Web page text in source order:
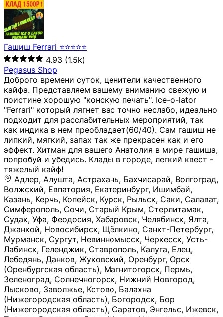
Гашиш Ferrari ⭐⭐⭐⭐⭐
4.93 (1.5k)
Pegasus Shop
Доброго времени суток, ценители качественного
кайфа. Представляем вашему вниманию свежую и
поистине хорошую "конскую печать". Ice-o-lator
"Ferrari" который лягнет вас точно неслабо, идеально
подходит для расслабительных мероприятий, так
как индика в нем преобладает(60/40). Сам гашиш не
липкий, мягкий, запах так же прекрасен как и его
эффект. Хитман для вашего Анатолия в мире гашиша,
попробуй и убедись. Клады в городе, легкий квест -
тяжелый кайф!
Адлер, Алушта, Астрахань, Бахчисарай, Волгоград, Волжский, Евпатория, Екатеринбург, Ишимбай, Казань, Керчь, Копейск, Курск, Рыльск, Саки, Салават, Симферополь, Сочи, Старый Крым, Стерлитамак, Судак, Уфа, Феодосия, Хабаровск, Челябинск, Ялта, Джанкой, Новосибирск, Щёлкино, Санкт-Петербург, Мурманск, Сургут, Невинномысск, Черкесск, Усть-Лабинск, Геленджик, Ставрополь, Калуга, Елец, Лебедянь, Данков, Жуковский, Оренбург, Орск (Оренбургская область), Магнитогорск, Пермь, Зеленоград, Солнечногорск, Нижний Новгород, Лысково, Заволжье, Кстово, Балахна (Нижегородская область), Богородск, Бор (Нижегородская область), Саратов, Энгельс, Ижевск, Тюмень, Ростов-на-Дону, Шахты, Новочеркасск, Батайск, Аксай, Люберцы, Истра, Москва, Армавир, Краснодар, Магадан, Самара, Анапа, Славянск-на-Кубани, Чаплыгин, Липецк, Нижний Тагил, Орехово-Зуево, Усть-Джегута, Лянтор, Нефтеюганск, Пыть-Ях, Урень, Ветлуга, Шахунья, Новороссийск, Крымск, Тимашёвск, Тольятти, Воткинск, Звенигород, Руза, Можайск, Белгород, Воронеж, Соликамск, Нытва, Лысьва (Пермский край), Чусовой, Кунгур, Краснокамск, Миасс, Губаха, Тула, Новомосковск, Донской, Омск, Льгов, Мытищи, Королёв, Ивантеевка, Балашиха, Семилуки, Кудымкар, Старый Оскол, Оса (Пермский край), Одинцово (Московская область), Ханты-Мансийск, Лабинск, Темрюк, Курганинск, Белореченск (Краснодарский край), Алупкa, Губкин, Рязань, Калининград, Усть-Илимск, Фрязино, Минеральные Воды, Пятигорск, Кострома, Ярославль, Коркино, Верхняя Пышма, Подольск, Красноярск, Смоленск, Долгопрудный, Чебоксары, Калачинск, Канск, Киров (Кировская область), Вологда, Рославль, Владивосток, Обнинск, Балабаново (Калужская область), Малоярославец, Брянск, Видное, Ярцево, Вязьма, Гагарин, Приволжск, Фурманов, Чайковский, Кинешма, Горячий Ключ, Улан-Удэ, Туймазы, Дюртюли, Альметьевск, Нефтекамск, Хадыженск, Апшеронск, Майкоп, Уссурийск, Ульяновск, Гатчина, Луга (Ленинградская область), Надым, Ногинск, Электросталь, Железнодорожный (Московская область), Бутурлиновка, Кириллов, Краснознаменск (Калиниградская область), Мышкин, Томмот, Холм, Абакан, Абдулино, Агидель, Агрыз, Адыгейск, Азнакаево, Алатырь, Алдан, Алейск, Александров, Александровск, Алексеевка (Белгородская обл.), Алексин, Амурск, Анадырь, Ангарск, Андреаполь, Анжеро-Судженск, Анива, Апатиты, Арамиль, Ардон, Арзамас, Аркадак, Арсеньев, Артём, Артёмовский, Архангельск, Асбест, Асино, Аткарск, Ахтубинск, Аша, Бабаево (Вологодская область), Бавлы (Республика Татарстан), Байкальск, Бакал, Баксан, Балаклава, Балаково (Саратовская область), Балашов (Саратовская область), Балтийск, Барабинск, Барнаул, Барыш (Ульяновская область), Бежецк, Белая Калитва (Ростовская область), Белебей, Белогорск (Крым), Белозерск, Белокуриха, Беломорск, Белоозёрский (Московская область), Белорецк (Республика Башкортостан), Кызыл, Белоярский (Ханты-Мансийский АО), Бердск, Березники (Пермский край), Берёзовский (Кемеровская область), Берёзовский (Свердловская область), Беслан, Бийск, Бикин, Билибино, Биробиджан, Благовещенск (Амурская область), Благовещенск (Башкортостан), Бобров, Богородицк, Боготол, Богучар, Бокситогорск (Ленинградская область), Бологое (Тверская область), Болхов, Большой Камень (Приморский край), Борисоглебск (Воронежская область), Боровичи (Новгородская область), Боровск, Бородино, Братск, Бронницы (Московская область), Бугульма (Республика Татарстан), Бугуруслан (Оренбургская область), Буинск, Буй, Буйнакск, Валдай, Валуйки, Велиж, Великие Луки, Великий Новгород, Великий Устюг, Вельск, Венёв, Верещагино, Верхнеуральск, Верхний Уфалей, Верхняя Салда, Верхняя Тура, Весьегонск, Вилючинск, Вихоревка, Вичуга, Владикавказ, Волгодонск, Волгореченск, Володарск, Волосово, Волчанск, Вольск, Воркута, Ворсма, Всеволожск (Ленинградская область), Вуктыл, Выкса, Высоковск, Высоцк, Вытегра, Вышний Волочёк, Вяземский, Вязники, Вятские Поляны, Нея, Шилка, Гаврилов Посад, Гаврилов-Ям, Гай, Галич, Гдов, Голицыно, Горно-Алтайск, Горнозаводск, Горняк, Городец, Гороховец, Гремячинск, Грозный, Грязи, Грязовец, Губкинский, Гуково, Гулькевичи, Гурьевск (Калининградская область), Гурьевск (Кемеровская область), Гусев, Гусь-Хрустальный, Давлеканово, Далматово, Дальнегорск, Дегтярск, Дедовск, Демидов, Дербент, Десногорск, Дзержинск, Дзержинский (Московская область), Дивногорск, Димитровград, Дмитровск, Дно, Добрянка, Долинск, Домодедово, Донецк (ДНР), Дорогобуж, Дрезна, Дубна, Дудинка, Духовщина, Дятьково, Егорьевск, Елабуга, Елизово, Ельня (Будет изменено название), Емва, Енисейск, Ермолино, Ершов, Ессентуки, Ефремов, Железноводск, Железногорск (Красноярский край), Железногорск (Курская область), Железногорск-Илимский, Жигулёвск, Жиздра, Жирновск, Жуков, Жуковка, Заводоуковск, Заволжск, Задонск, Заинск, Заозёрный, Заозёрск, Западная Двина, Заполярный, Зарайск, Заречный (Пензенская область), Заречный (Свердловская область), Заринск, Звенигово, Зверево, Зеленогорск ( Ленинградская обл. ), Зеленоградск, Зеленодольск, Зеленокумск, Зерноград, Зима, Змеиногорск, Зубцов, Ивангород, Иваново, Ивдель, Избербаш, Изобильный, Иланский, Инза, Инкерман, Инта, Ипатово, Искитим, Йошкар-Ола, Кадников, Калач, Калач-на-Дону, Калининск, Калтан, Калязин, Камбарка, Каменка (Пензенская область), Каменногорск (Ленинградская область), Каменск-Уральский, Каменск-Шахтинский, Камень-на-Оби, Камешково, Камышин, Канаш, Кандалакша, Карабаново, Карабаш, Карачаевск, Каргат, Каргополь, Карпинск, Карталы, Касимов, Касли, Каспийск, Катав-Ивановск, Катайск, Качканар, Кашин, Кашира, Кемерово, Кемь, Кизел, Кизилюрт, Кизляр, Кимовск, Кимры, Кингисепп, Кинель, Киреевск, Киренск, Киржач, Кириши, Кирово-Чепецк, Кировск (Ленинградская область), Кировск (Мурманская область), Кирсанов, Киселёвск, Кисловодск, Климовск, Клинцы, Княгинино, Ковдор, Ковров, Когалым, Козельск, Козьмодемьянск, Кола, Кологрив, Колпашево, Колпино, Кольчугино, Комсомольск, Комсомольск-на-Амуре, Конаково, Кондопога, Кондрово, Константиновск, Кораблино, Кореновск, Корсаков, Коряжма, Костерёво, Костомукша, Котельники, Котельниково, Котельнич, Котлас, Котовск, Кохма, Красноармейск (Московская область), Краснозаводск, Краснознаменск (Московская область), Краснокаменск, Краснослободск (Волгоградская область), Краснотурьинск, Красноуральск, Красный Сулин, Кремёнки, Кропоткин, Кубинка, Кувшиново (Тверская область), Кудрово, Кулебаки, Кумертау, Курлово, Куровское, Куртамыш, Курчатов, Куса, Кушва, Кыштым, Лабытнанги, Лагань, Лаишево (Республика Татарстан), Лакинск, Лангепас, Лахденпохья, Ленинск-Кузнецкий, Ленск (Республика Саха), Лермонтов (Ставропольский край), Лесозаводск (Приморский край), Лесосибирск, Ливны (Орловская область), Ликино-Дулёво, Липки (Тульская область), Лиски (Воронежская область), Лихославль, Лодейное Поле, Ломоносов (Санкт-Петербург), Лосино-Петровский, Лукоянов, Луховицы, Лыткарино, Любань (Ленинградская область), Любим, Людиново, Магас, Майский, Макаров, Малая Вишера, Малгобек, Мамадыш, Мамоново, Мантурово, Маркс, Махачкала, Мглин, Мегион, Медвежьегорск, Медногорск, Медынь, Меленки, Мелеуз, Менделеевск, Мещовск, Микунь, Миллерово, Минусинск, Миньяр, Мирный (Архангельская область), Мирный (Якутия), Михайловка (Город), Михайловск (Свердловская область), Михайловск (Ставропольский край), Могоча, Можга, Моздок, Мончегорск, Морозовск, Моршанск, Мосальск, Муравленко, Мурино, Муром, Мценск, Мыски, Набережные Челны, Навашино (Нижегородская область), Назарово (Красноярский край), Назрань, Нальчик, Наро-Фоминск, Нарткала, Нарьян-Мар, Находка, Невель (Псковская область), Невельск, Невьянск, Нелидово (Тверская область), Неман, Нерехта (Костромская область), Нерюнгри, Нестеров, Нефтегорск (Самарская область), Нефтекумск, Нижневартовск, Нижнекамск (Республика Татарстан), Нижнеудинск, Нижние Серги, Нижний Ломов, Нижняя Тура, Николаевск-на-Амуре, Никольск (Вологодская область), Никольск (Пензенская область), Новая Ладога, Новая Ляля, Новоалександровск, Новоалтайск, Нововоронеж, Новодвинск, Новозыбков, Новокубанск, Новокуйбышевск, Новомичуринск, Новопавловск, Новоржев, Новосокольники, Новотроицк, Новоульяновск, Новоуральск, Новохопёрск, Новочебоксарск, Новошахтинск, Новый Оскол, Новый Уренгой, Норильск, Нурлат, Нягань, Нязепетровск, Няндома, Облучье, Обоянь, Озёрск (Калининградская область), Озёрск (Челябинская область), Озёры, Октябрьск (Самарская область), Октябрьский (Башкортостан), Окуловка (Новгородская область), Оленегорск, Олонец, Онега, Опочка, Осинники, Осташков, Остров, Острогожск, Отрадный, Оха, Павлово, Павловск (Воронежская область), Павловск (Санкт-Петербург), Павловский Посад, Партизанск, Певек, Пенза, Первоуральск, Перевоз, Пересвет, Переславль-Залесский, Пестово (Новгородская область), Петрозаводск, Петропавловск-Камчатский, Печоры, Пикалёво, Пионерский, Питкяранта, Плавск, Плёс, Подпорожье, Покачи, Покров, Покровск, Полесск, Полысаево, Полярные Зори, Полярный, Поронайск, Порхов, Похвистнево, Почеп, Починок, Пошехонье, Правдинск, Приморск (Калининградская область), Приморско-Ахтарск, Приозерск, Прокопьевск, Протвино, Прохладный, Пугачёв, Пудож, Пустошка, Пушкино, Пущино, Пыталово, Радужный (Владимирская область), Радужный (Ханты-Мансийский АО), Райчихинск, Раменское, Рассказово, Ревда, Реж, Реутов, Родники, Россошь, Ростов (Ярославская обл.), Рошаль, Ртищево, Рубцовск, Рузаевка, Рыбинск, Рыбное, Ряжск, Салехард, Сальск, Саранск, Сарапул, Саров, Сасово, Сатка, Сафоново, Саяногорск, Саянск, Светлогорск, Светлоград, Светлый, Светогорск (Ленинградская область), Свободный, Себеж, Северобайкальск, Северодвинск, Североуральск, Сегежа, Семикаракорск, Сенгилей, Серафимович, Сергач, Сергиев Посад, Сердобск, Сертолово (Ленинградская область), Сестрорецк (Ленинградская область), Сибай, Скопин, Славгород, Сланцы, Слободской, Слюдянка, Собинка, Советск (Кировская область), Советск (Калининградская область), Советск (Тульская область), Советская Гавань, Советский (Ханты-Мансийский АО), Сокол (Вологодская область), Солигалич, Соль-Илецк, Сольцы, Сортавала, Сосенский, Сосновоборск, Сосновый Бор (Ленинградская область), Сосногорск, Спас-Клепики, Спасск-Рязанский, С